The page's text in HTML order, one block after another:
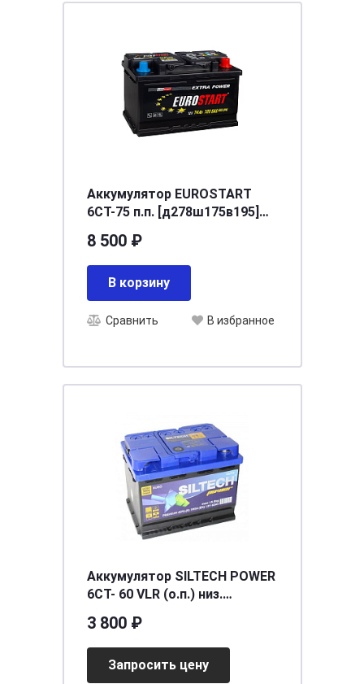
Аккумулятор EUROSTART
6CT-75 п.п. [д278ш175в195]
8 500 ₽
В корзину
Сравнить В избранное
Аккумулятор SILTECH POWER
6СТ- 60 VLR (о.п.) низ.
3 800 ₽
Запросить цену